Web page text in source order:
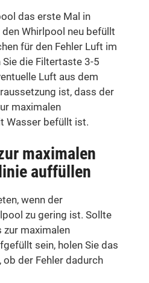
das erste Mal in
Whirlpool neu befüllt
für den Fehler Luft im
die Filtertaste 3-5
Luft aus dem
ist, dass der
maximalen
Wasser befüllt ist.
maximalen
auffüllen
wenn der
zu gering ist. Sollte
zur maximalen
sein, holen Sie das
der Fehler dadurch